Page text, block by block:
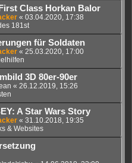
Class Horkan Balor
« 03.04.2020, 17:38
181st
für Soldaten
« 25.03.2020, 17:00
3D 80er-90er
« 26.12.2019, 15:26
A Star Wars Story
« 31.10.2018, 19:35
& Websites